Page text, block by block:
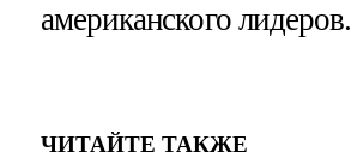
американского лидеров.
ЧИТАЙТЕ ТАКЖЕ